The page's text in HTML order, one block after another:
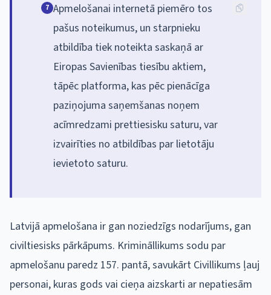
7 Apmelošanai internetā piemēro tos
pašus noteikumus, un starpnieku
atbildība tiek noteikta saskaņā ar
Eiropas Savienības tiesību aktiem,
tāpēc platforma, kas pēc pienācīga
paziņojuma saņemšanas noņem
acīmredzami prettiesisku saturu, var
izvairīties no atbildības par lietotāju
ievietoto saturu.
Latvijā apmelošana ir gan noziedzīgs nodarījums, gan
civiltiesisks pārkāpums. Krimināllikums sodu par
apmelošanu paredz 157. pantā, savukārt Civillikums ļauj
personai, kuras gods vai cieņa aizskarti ar nepatiesām